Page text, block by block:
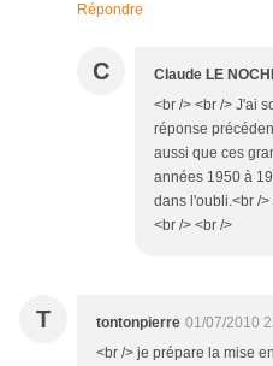
Répondre
C Claude LE
<br /> <br /> J'ai
réponse
aussi que ces
années 1950 à
dans l'oubli.<br />
<br /> <br />
T tontonpierre 01/07/2010
<br /> je prépare la mise